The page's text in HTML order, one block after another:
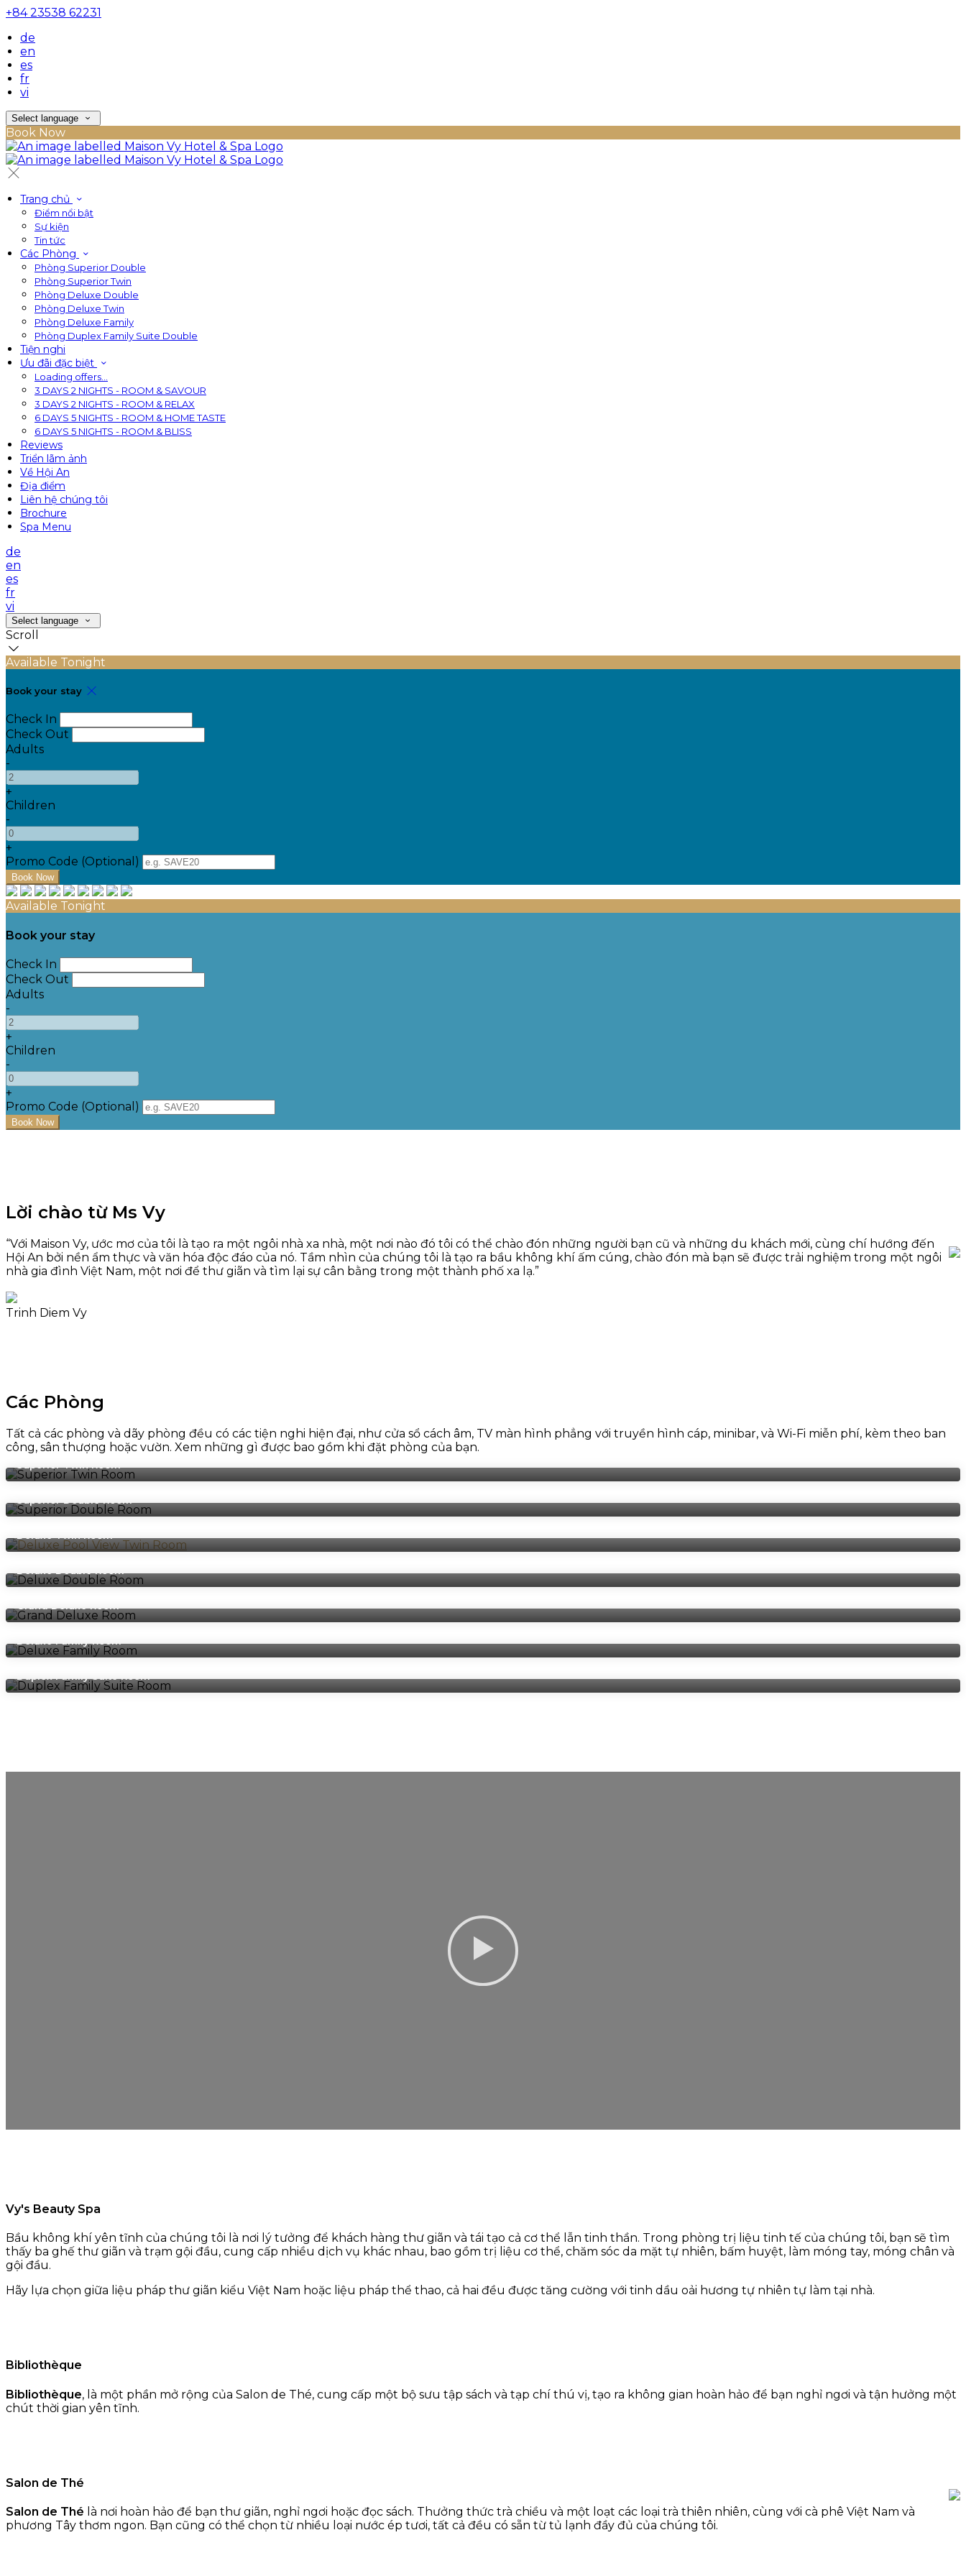
+84 23538 62231
de
en
es
fr
vi
Select language
Book Now
Trang chủ
Điểm nổi bật
Sự kiện
Tin tức
Các Phòng
Phòng Superior Double
Phòng Superior Twin
Phòng Deluxe Double
Phòng Deluxe Twin
Phòng Deluxe Family
Phòng Duplex Family Suite Double
Tiện nghi
Ưu đãi đặc biệt
Loading offers…
3 DAYS 2 NIGHTS - ROOM & SAVOUR
3 DAYS 2 NIGHTS - ROOM & RELAX
6 DAYS 5 NIGHTS - ROOM & HOME TASTE
6 DAYS 5 NIGHTS - ROOM & BLISS
Reviews
Triển lãm ảnh
Về Hội An
Địa điểm
Liên hệ chúng tôi
Brochure
Spa Menu
de
en
es
fr
vi
Select language
Scroll
Available Tonight
Book your stay
Check In
Check Out
Adults
-
+
Children
-
+
Promo Code (Optional)
Available Tonight
Book your stay
Check In
Check Out
Adults
-
+
Children
-
+
Promo Code (Optional)
Lời chào từ Ms Vy
“Với Maison Vy, ước mơ của tôi là tạo ra một ngôi nhà xa nhà, một nơi nào đó tôi có thể chào đón những người bạn cũ và những du khách mới, cùng chí hướng đến
Hội An bởi nền ẩm thực và văn hóa độc đáo của nó. Tầm nhìn của chúng tôi là tạo ra bầu không khí ấm cúng, chào đón mà bạn sẽ được trải nghiệm trong một ngôi
nhà gia đình Việt Nam, một nơi để thư giãn và tìm lại sự cân bằng trong một thành phố xa lạ.”
Trinh Diem Vy
Các Phòng
Tất cả các phòng và dãy phòng đều có các tiện nghi hiện đại, như cửa sổ cách âm, TV màn hình phẳng với truyền hình cáp, minibar, và Wi-Fi miễn phí, kèm theo ban
công, sân thượng hoặc vườn. Xem những gì được bao gồm khi đặt phòng của bạn.
Vy's Beauty Spa
Bầu không khí yên tĩnh của chúng tôi là nơi lý tưởng để khách hàng thư giãn và tái tạo cả cơ thể lẫn tinh thần. Trong phòng trị liệu tinh tế của chúng tôi, bạn sẽ tìm
thấy ba ghế thư giãn và trạm gội đầu, cung cấp nhiều dịch vụ khác nhau, bao gồm trị liệu cơ thể, chăm sóc da mặt tự nhiên, bấm huyệt, làm móng tay, móng chân và
gội đầu.
Hãy lựa chọn giữa liệu pháp thư giãn kiểu Việt Nam hoặc liệu pháp thể thao, cả hai đều được tăng cường với tinh dầu oải hương tự nhiên tự làm tại nhà.
Bibliothèque
Bibliothèque, là một phần mở rộng của Salon de Thé, cung cấp một bộ sưu tập sách và tạp chí thú vị, tạo ra không gian hoàn hảo để bạn nghỉ ngơi và tận hưởng một
chút thời gian yên tĩnh.
Salon de Thé
Salon de Thé là nơi hoàn hảo để bạn thư giãn, nghỉ ngơi hoặc đọc sách. Thưởng thức trà chiều và một loạt các loại trà thiên nhiên, cùng với cà phê Việt Nam và
phương Tây thơm ngon. Bạn cũng có thể chọn từ nhiều loại nước ép tươi, tất cả đều có sẵn từ tủ lạnh đầy đủ của chúng tôi.